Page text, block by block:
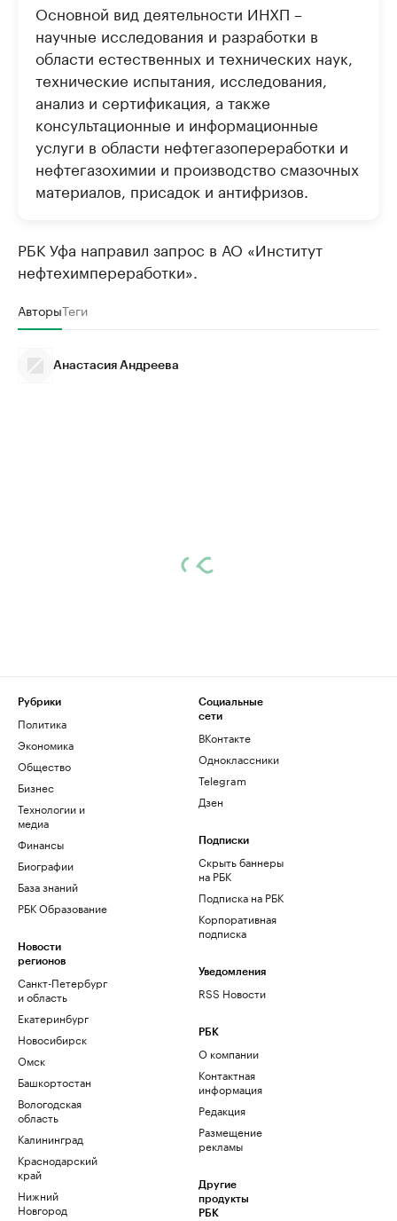
Основной вид деятельности ИНХП –
научные исследования и разработки в
области естественных и технических наук,
технические испытания, исследования,
анализ и сертификация, а также
консультационные и информационные
услуги в области нефтегазопереработки и
нефтегазохимии и производство смазочных
материалов, присадок и антифризов.
РБК Уфа направил запрос в АО «Институт
нефтехимпереработки».
АвторыТеги
Анастасия Андреева
Рубрики
Политика
Экономика
Общество
Бизнес
Технологии и
медиа
Финансы
Биографии
База знаний
РБК Образование
Новости
регионов
Санкт-Петербург
и область
Екатеринбург
Новосибирск
Омск
Башкортостан
Вологодская
область
Калининград
Краснодарский
край
Нижний
Новгород
Социальные
сети
ВКонтакте
Одноклассники
Telegram
Дзен
Подписки
Скрыть баннеры
на РБК
Подписка на РБК
Корпоративная
подписка
Уведомления
RSS Новости
РБК
О компании
Контактная
информация
Редакция
Размещение
рекламы
Другие
продукты
РБК